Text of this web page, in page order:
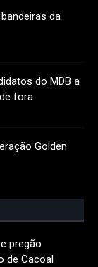
da
do MDB a
fora
Golden
pregão
de Cacoal